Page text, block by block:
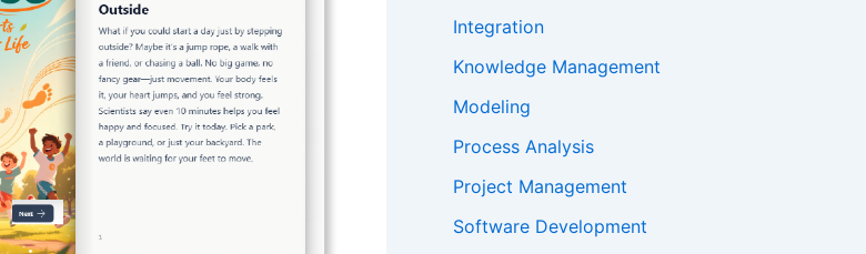
Integration
Knowledge Management
Modeling
Process Analysis
Project Management
Software Development